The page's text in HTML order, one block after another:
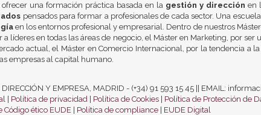
una formación práctica basada en la gestión y dirección en
pensados para formar a profesionales de cada sector. Una
en los entornos profesional y empresarial. Dentro de nuestros
líderes en todas las áreas de negocio, el Máster en Marketing, por
actual, el Máster en Comercio Internacional, por la tendencia a
empresas al capital humano.
Y EMPRESA, MADRID - (+34) 91 593 15 45 || EMAIL:
Política de privacidad Política de Cookies Política de Protección de
Código ético EUDE Política de compliance EUDE Digital